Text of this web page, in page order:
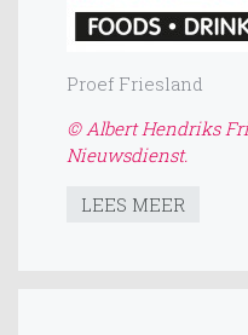
Proef Friesland
© Albert Hendriks
Nieuwsdienst.
LEES MEER